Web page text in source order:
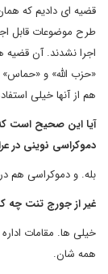
قضیه ای دادیم که
طرح موضوعات قابل
اجرا نشدند. آن قضیه
«حزب الله» و
هم از آنها خیلی
آیا این صحیح است
دموکراسی نوینی در
بله. و دموکراسی هم
غیر از جورج تنت چه
همه شان.